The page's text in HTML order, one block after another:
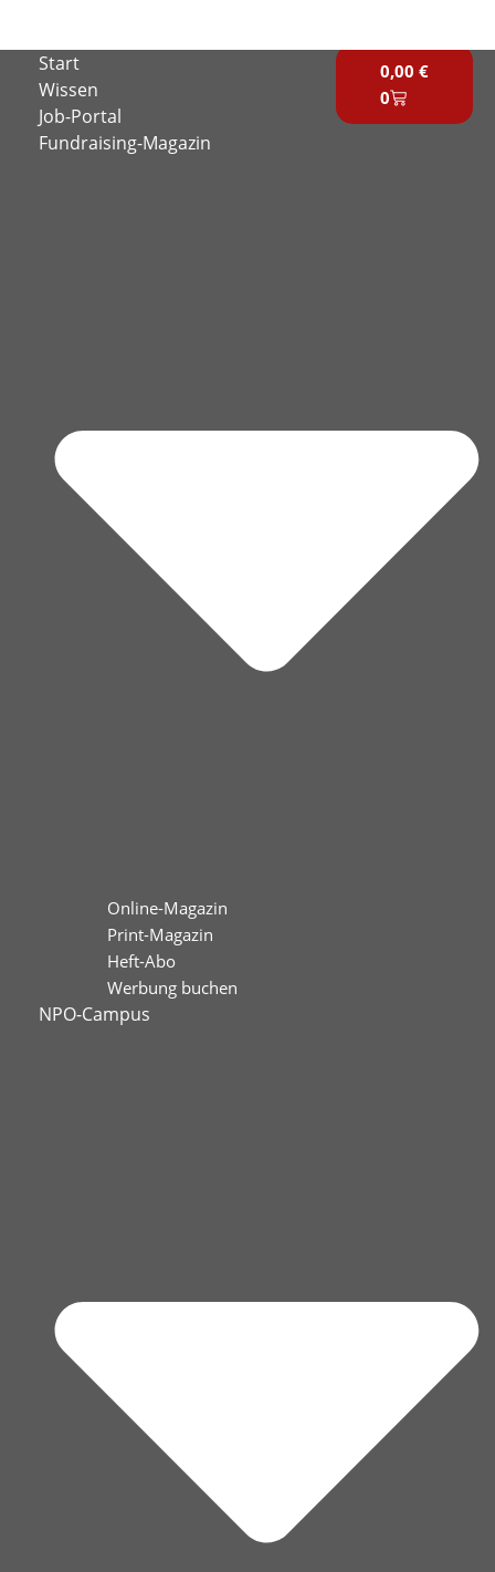
springen
Start
Wissen
Job-Portal
Fundraising-Magazin
Online-Magazin
Print-Magazin
Heft-Abo
Werbung buchen
NPO-Campus
0,00 €
0
Warenkorb